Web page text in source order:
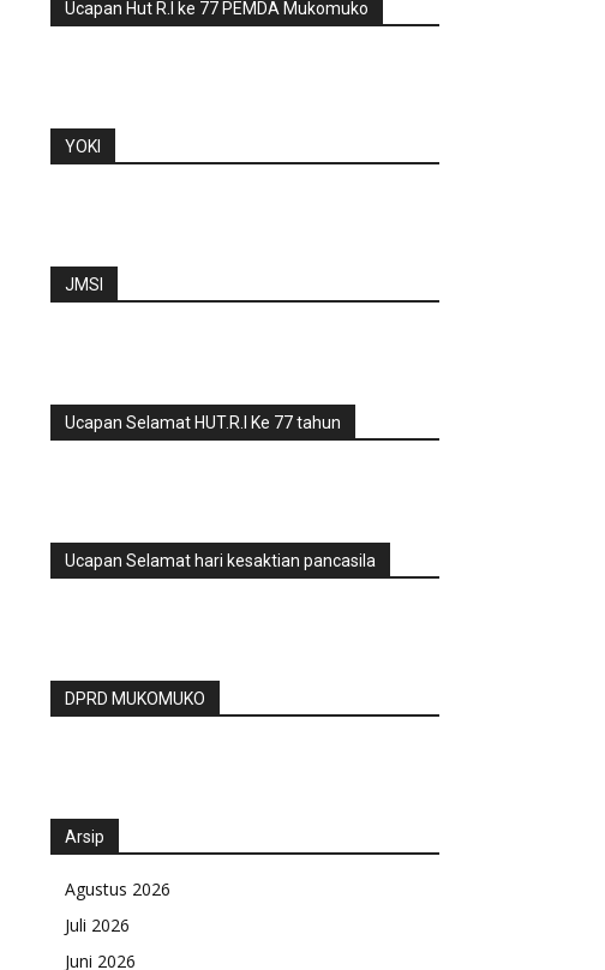
Ucapan Hut R.I ke 77 PEMDA Mukomuko
YOKI
JMSI
Ucapan Selamat HUT.R.I Ke 77 tahun
Ucapan Selamat hari kesaktian pancasila
DPRD MUKOMUKO
Arsip
Agustus 2026
Juli 2026
Juni 2026